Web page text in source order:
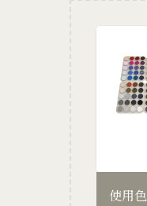
使用色